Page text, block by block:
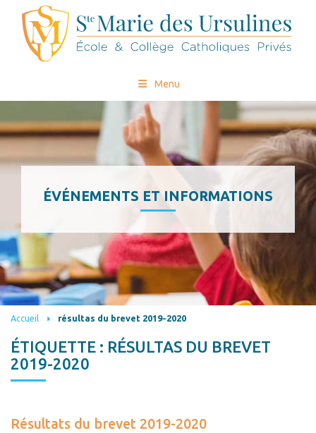
Menu
ÉVÉNEMENTS ET INFORMATIONS
Accueil résultas du brevet 2019-2020
ÉTIQUETTE : RÉSULTAS DU BREVET
2019-2020
Résultats du brevet 2019-2020